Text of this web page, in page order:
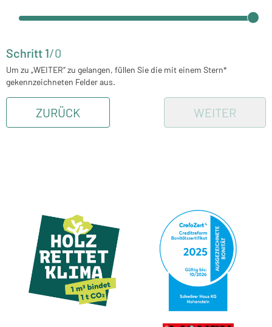
Schritt 1/0
Um zu „WEITER“ zu gelangen, füllen Sie die mit einem Stern*
gekennzeichneten Felder aus.
ZURÜCK WEITER